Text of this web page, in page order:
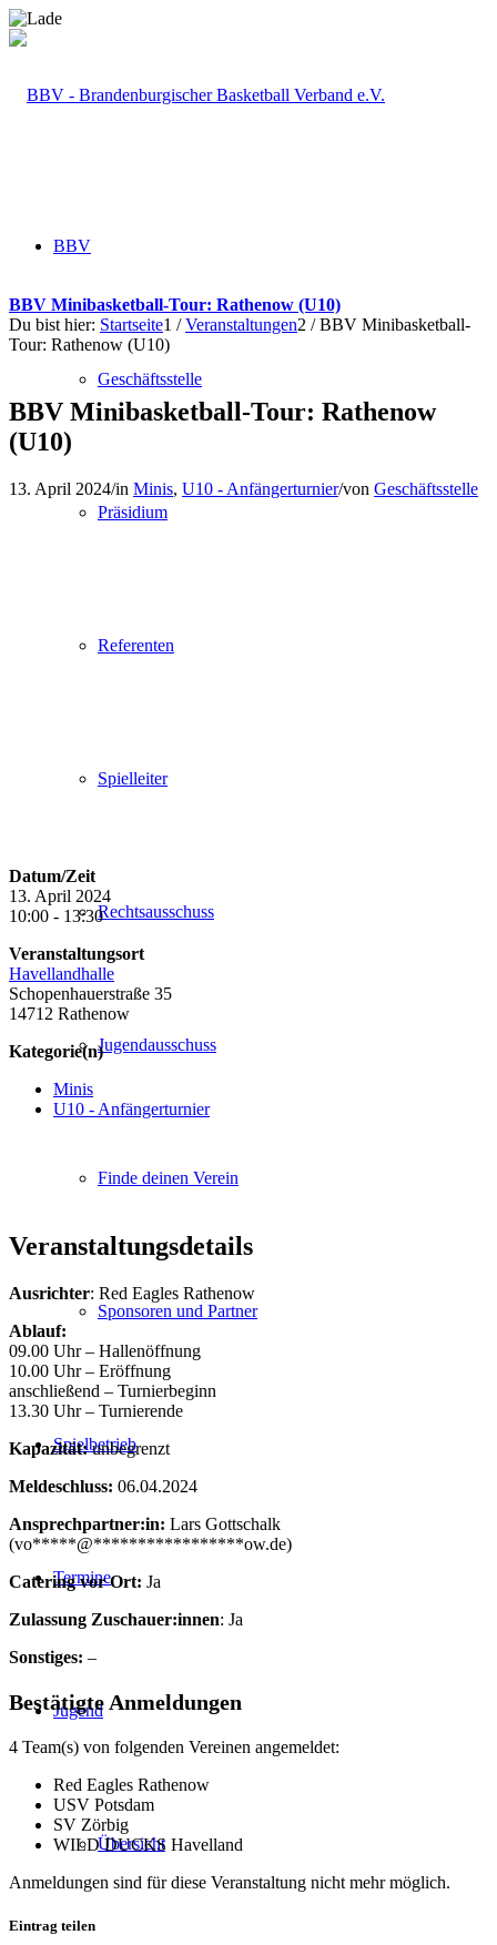
BBV
Geschäftsstelle
Präsidium
Referenten
Spielleiter
Rechtsausschuss
Jugendausschuss
Finde deinen Verein
Sponsoren und Partner
Spielbetrieb
Termine
Jugend
Übersicht
BBV Minibasketball-Tour: Rathenow (U10)
Du bist hier: Startseite1 / Veranstaltungen2 / BBV Minibasketball-
Tour: Rathenow (U10)
BBV Minibasketball-Tour: Rathenow
(U10)
13. April 2024/in Minis, U10 - Anfängerturnier/von Geschäftsstelle
Datum/Zeit
13. April 2024
10:00 - 13:30
Veranstaltungsort
Havellandhalle
Schopenhauerstraße 35
14712 Rathenow
Kategorie(n)
Minis
U10 - Anfängerturnier
Veranstaltungsdetails
Ausrichter: Red Eagles Rathenow
Ablauf:
09.00 Uhr – Hallenöffnung
10.00 Uhr – Eröffnung
anschließend – Turnierbeginn
13.30 Uhr – Turnierende
Kapazität:unbegrenzt
Meldeschluss: 06.04.2024
Ansprechpartner:in: Lars Gottschalk
(vo*****@*****************ow.de)
Catering vor Ort: Ja
Zulassung Zuschauer:innen: Ja
Sonstiges: –
Bestätigte Anmeldungen
4 Team(s) von folgenden Vereinen angemeldet:
Red Eagles Rathenow
USV Potsdam
SV Zörbig
WILD DUCKS Havelland
Anmeldungen sind für diese Veranstaltung nicht mehr möglich.
Eintrag teilen